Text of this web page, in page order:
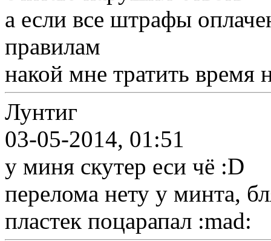
а если все штрафы
правилам
накой мне тратить время
Лунтиг
03-05-2014, 01:51
у миня скутер еси чё :D
перелома нету у минта,
пластек поцарапал :mad: